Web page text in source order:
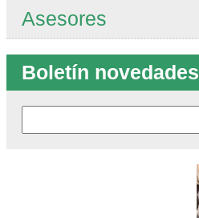
Asesores
Boletín novedades